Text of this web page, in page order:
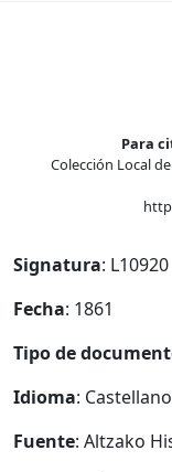
Para
Colección Local
Signatura: L10920
Fecha: 1861
Tipo de
Idioma: Castellano
Fuente: Altzako